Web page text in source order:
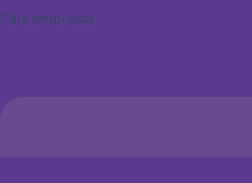
Para empresas